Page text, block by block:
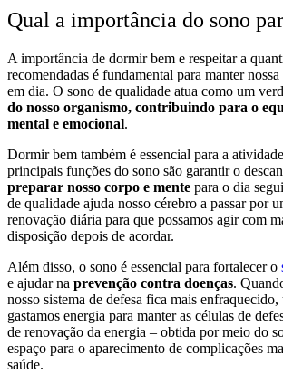
Qual a importância do sono
A importância de dormir bem e respeitar a
recomendadas é fundamental para manter nossa
em dia. O sono de qualidade atua como um
do nosso organismo, contribuindo para o
mental e emocional.
Dormir bem também é essencial para a
principais funções do sono são garantir o
preparar nosso corpo e mente para o dia
de qualidade ajuda nosso cérebro a passar por
renovação diária para que possamos agir com
disposição depois de acordar.
Além disso, o sono é essencial para fortalecer o
e ajudar na prevenção contra doenças.
nosso sistema de defesa fica mais
gastamos energia para manter as células de
de renovação da energia – obtida por meio do
espaço para o aparecimento de complicações
saúde.